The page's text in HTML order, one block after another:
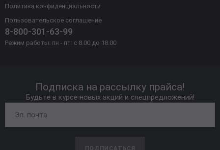
Политика конфиденциальности
Пользовательское соглашение
8-800-301-63-99
Режим работы: пн - пт: с 8.00 до 18.00
Подписка на рассылку прайса!
Будьте в курсе новых акций и спецпредложений!
ПОДПИСАТЬСЯ